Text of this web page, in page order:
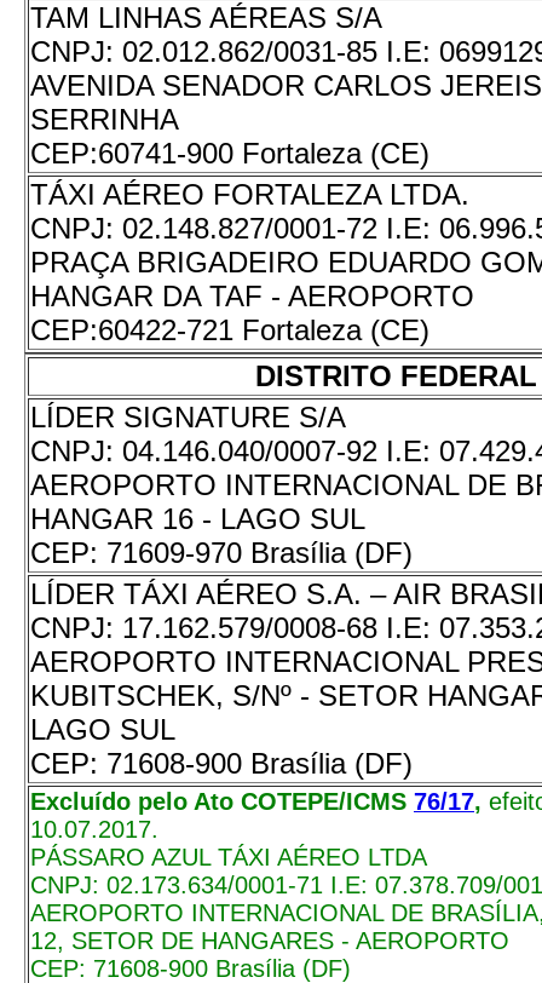
TAM LINHAS AÉREAS S/A
CNPJ: 02.012.862/0031-85 I.E:
AVENIDA SENADOR CARLOS
SERRINHA
CEP:60741-900 Fortaleza (CE)
TÁXI AÉREO FORTALEZA LTDA.
CNPJ: 02.148.827/0001-72 I.E:
PRAÇA BRIGADEIRO EDUARDO
HANGAR DA TAF - AEROPORTO
CEP:60422-721 Fortaleza (CE)
DISTRITO FEDERAL
LÍDER SIGNATURE S/A
CNPJ: 04.146.040/0007-92 I.E:
AEROPORTO INTERNACIONAL DE
HANGAR 16 - LAGO SUL
CEP: 71609-970 Brasília (DF)
LÍDER TÁXI AÉREO S.A. – AIR
CNPJ: 17.162.579/0008-68 I.E:
AEROPORTO INTERNACIONAL
KUBITSCHEK, S/Nº - SETOR
LAGO SUL
CEP: 71608-900 Brasília (DF)
Excluído pelo Ato COTEPE/ICMS 76/17,
10.07.2017.
PÁSSARO AZUL TÁXI AÉREO LTDA
CNPJ: 02.173.634/0001-71 I.E: 07.378.709/
AEROPORTO INTERNACIONAL DE
12, SETOR DE HANGARES - AEROPORTO
CEP: 71608-900 Brasília (DF)